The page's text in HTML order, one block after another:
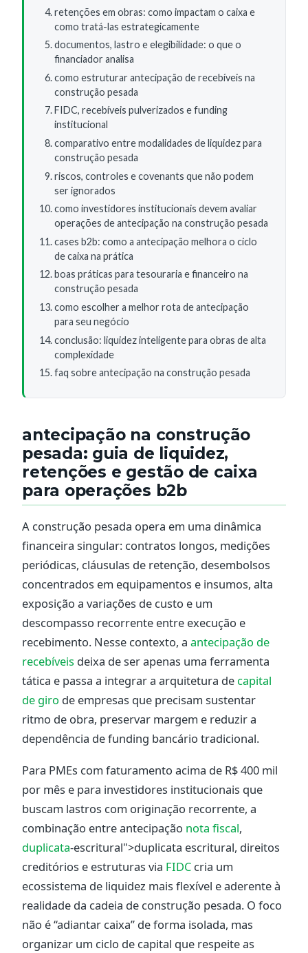
retenções em obras: como impactam o caixa e
como tratá-las estrategicamente
documentos, lastro e elegibilidade: o que o
financiador analisa
como estruturar antecipação de recebíveis na
construção pesada
FIDC, recebíveis pulverizados e funding
institucional
comparativo entre modalidades de liquidez para
construção pesada
riscos, controles e covenants que não podem
ser ignorados
como investidores institucionais devem avaliar
operações de antecipação na construção pesada
cases b2b: como a antecipação melhora o ciclo
de caixa na prática
boas práticas para tesouraria e financeiro na
construção pesada
como escolher a melhor rota de antecipação
para seu negócio
conclusão: liquidez inteligente para obras de alta
complexidade
faq sobre antecipação na construção pesada
antecipação na construção
pesada: guia de liquidez,
retenções e gestão de caixa
para operações b2b
A construção pesada opera em uma dinâmica
financeira singular: contratos longos, medições
periódicas, cláusulas de retenção, desembolsos
concentrados em equipamentos e insumos, alta
exposição a variações de custo e um
descompasso recorrente entre execução e
recebimento. Nesse contexto, a antecipação de
recebíveis deixa de ser apenas uma ferramenta
tática e passa a integrar a arquitetura de capital
de giro de empresas que precisam sustentar
ritmo de obra, preservar margem e reduzir a
dependência de funding bancário tradicional.
Para PMEs com faturamento acima de R$ 400 mil
por mês e para investidores institucionais que
buscam lastros com originação recorrente, a
combinação entre antecipação nota fiscal,
duplicata-escritural">duplicata escritural, direitos
creditórios e estruturas via FIDC cria um
ecossistema de liquidez mais flexível e aderente à
realidade da cadeia de construção pesada. O foco
não é “adiantar caixa” de forma isolada, mas
organizar um ciclo de capital que respeite as